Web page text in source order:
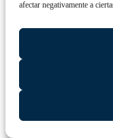
afectar negativamente a
Este @ño*